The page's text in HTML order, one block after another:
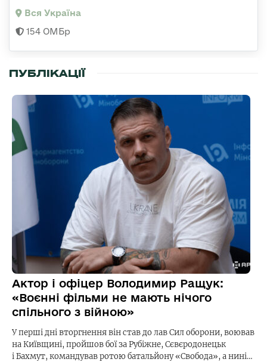
Вся Україна
154 ОМБр
ПУБЛІКАЦІЇ
Актор і офіцер Володимир Ращук:
«Воєнні фільми не мають нічого
спільного з війною»
У перші дні вторгнення він став до лав Сил оборони, воював
на Київщині, пройшов бої за Рубіжне, Сєвєродонецьк
і Бахмут, командував ротою батальйону «Свобода», а нині…